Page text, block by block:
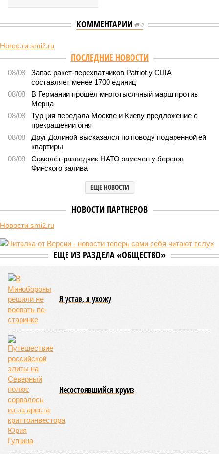
КОММЕНТАРИИ 0
Новости smi2.ru
ПОСЛЕДНИЕ НОВОСТИ
08/08
Запас ракет-перехватчиков Patriot у США
составляет менее 1700 единиц
08/08
В Германии прошёл многотысячный марш против
Мерца
08/08
Турция передала Москве и Киеву предложение о
прекращении огня
08/08
Друг Долиной высказался по поводу подаренной ей
квартиры
08/08
Самолёт-разведчик НАТО замечен у берегов
Финского залива
ЕЩЕ НОВОСТИ
НОВОСТИ ПАРТНЕРОВ
Новости smi2.ru
ЕЩЕ ИЗ РАЗДЕЛА «ОБЩЕСТВО»
Я устав, я ухожу
Несостоявшийся круиз